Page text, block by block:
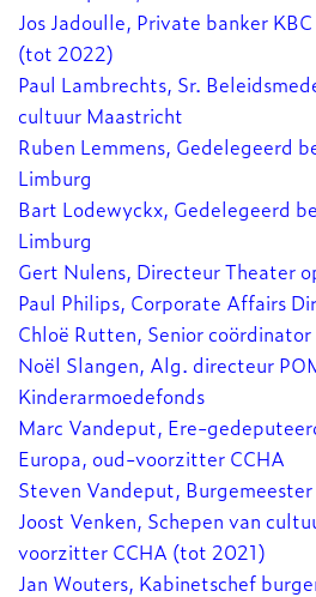
Jos Jadoulle, Private banker
(tot 2022)
Paul Lambrechts, Sr.
cultuur Maastricht
Ruben Lemmens, Gedelegeerd
Limburg
Bart Lodewyckx, Gedelegeerd
Limburg
Gert Nulens, Directeur Theater
Paul Philips, Corporate Affairs
Chloë Rutten, Senior
Noël Slangen, Alg. directeur
Kinderarmoedefonds
Marc Vandeput, Ere-
Europa, oud-voorzitter CCHA
Steven Vandeput,
Joost Venken, Schepen van
voorzitter CCHA (tot 2021)
Jan Wouters, Kabinetschef